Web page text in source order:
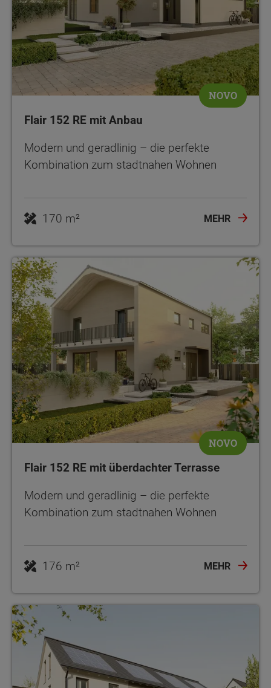
NOVO
Flair 152 RE mit Anbau
Modern und geradlinig – die perfekte
Kombination zum stadtnahen Wohnen
170 m² MEHR
NOVO
Flair 152 RE mit überdachter Terrasse
Modern und geradlinig – die perfekte
Kombination zum stadtnahen Wohnen
176 m² MEHR